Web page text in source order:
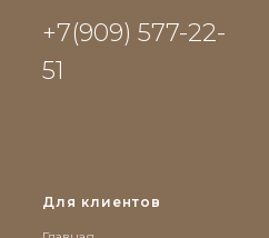
+7(909) 577-22-
51
Для клиентов